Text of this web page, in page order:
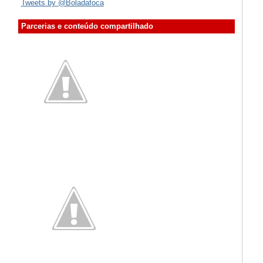
Tweets by @Boladafoca
Parcerias e conteúdo compartilhado